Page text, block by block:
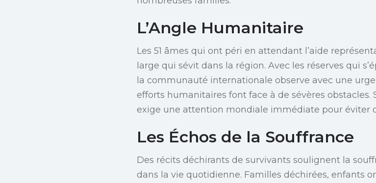
L’Angle Humanitaire
Les 51 âmes qui ont péri en attendant l’aide
large qui sévit dans la région. Avec les réserves qui
la communauté internationale observe avec une
efforts humanitaires font face à de sévères obstacles.
exige une attention mondiale immédiate pour éviter
Les Échos de la Souffrance
Des récits déchirants de survivants soulignent la
dans la vie quotidienne. Familles déchirées, enfants